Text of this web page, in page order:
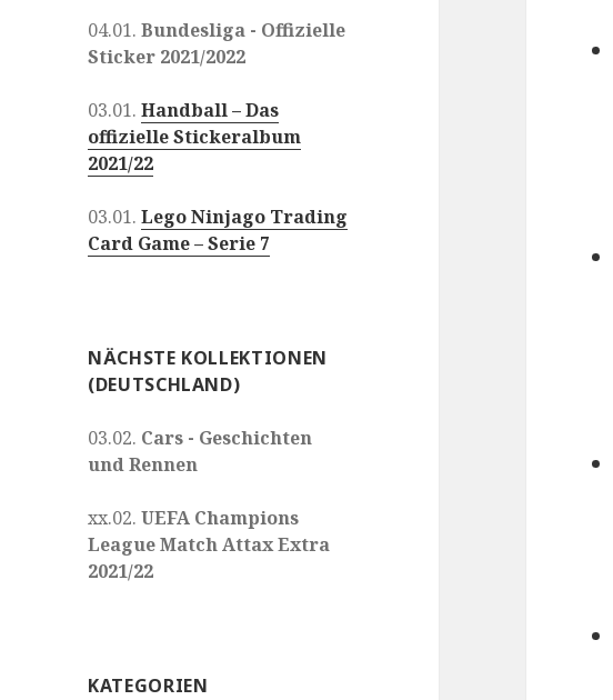
04.01.Bundesliga - Offizielle
Sticker 2021/2022
03.01.Handball – Das
offizielle Stickeralbum
2021/22
03.01.Lego Ninjago Trading
Card Game – Serie 7
NÄCHSTE KOLLEKTIONEN
(DEUTSCHLAND)
03.02. Cars - Geschichten
und Rennen
xx.02.UEFA Champions
League Match Attax Extra
2021/22
KATEGORIEN